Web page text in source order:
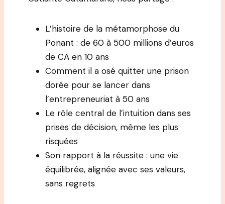
L’histoire de la métamorphose du
Ponant : de 60 à 500 millions d’euros
de CA en 10 ans
Comment il a osé quitter une prison
dorée pour se lancer dans
l’entrepreneuriat à 50 ans
Le rôle central de l’intuition dans ses
prises de décision, même les plus
risquées
Son rapport à la réussite : une vie
équilibrée, alignée avec ses valeurs,
sans regrets